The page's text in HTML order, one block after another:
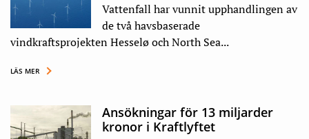
Vattenfall har vunnit upphandlingen av
de två havsbaserade
vindkraftsprojekten Hesselø och North Sea...
LÄS MER
Ansökningar för 13 miljarder
kronor i Kraftlyftet